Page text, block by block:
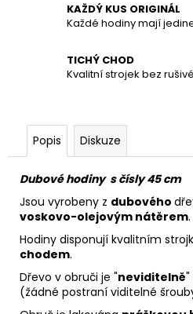
KAŽDÝ KUS ORIGINÁL
Každé hodiny mají
TICHÝ CHOD
Kvalitní strojek bez
Popis Diskuze
Dubové hodiny s čísly 45 cm
Jsou vyrobeny z dubového
voskovo-olejovým nátěrem.
Hodiny disponují kvalitním
chodem.
Dřevo v obruči je "neviditelně"
(žádné postraní viditelné